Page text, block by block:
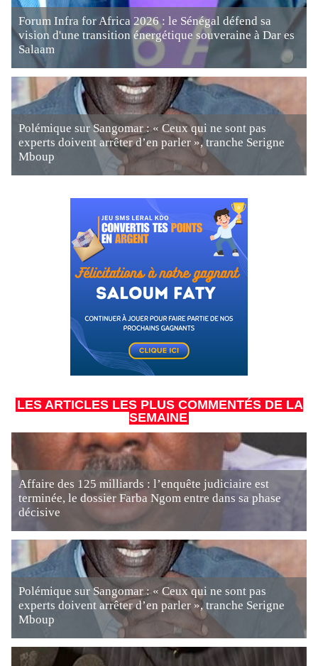
Forum Infra for Africa 2026 : le Sénégal défend sa
vision d'une transition énergétique souveraine à Dar es
Salaam
Polémique sur Sangomar : « Ceux qui ne sont pas
experts doivent arrêter d’en parler », tranche Serigne
Mboup
LES ARTICLES LES PLUS COMMENTÉS DE LA
SEMAINE
Affaire des 125 milliards : l’enquête judiciaire est
terminée, le dossier Farba Ngom entre dans sa phase
décisive
Polémique sur Sangomar : « Ceux qui ne sont pas
experts doivent arrêter d’en parler », tranche Serigne
Mboup